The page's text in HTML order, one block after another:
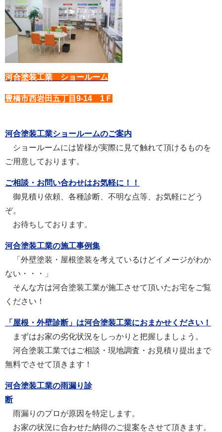
河合塗装工業 ショールーム
豊橋市西岩田五丁目9-14 1Ｆ
河合塗装工業ショールームのご案内
ショールームには皆様が実際に見て触れて頂けるものを
ご用意しております。
ご相談・お問い合わせはお気軽に！！
御見積り依頼、各種診断、不明な点等、お気軽にどう
ぞ。
お待ちしております。
河合塗装工業の施工事例集
「外壁塗装・屋根塗装を考えているけどイメージがわか
ない・・・」
そんな方は河合塗装工業が施工させて頂いたお宅をご覧
ください！
「屋根・外壁診断」は河合塗装工業におまかせください！
まずはお家の劣化状況をしっかりと把握しましょう。
河合塗装工業ではご相談・現地調査・お見積り提出まで
無料でさせて頂きます！
河合塗装工業の雨漏り診
断
雨漏りのプロが原因を特定します。
お家の状況に合わせた納得のご提案をさせて頂きます。